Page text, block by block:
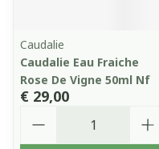
Caudalie
Caudalie Eau Fraiche
Rose De Vigne 50ml Nf
€ 29,00